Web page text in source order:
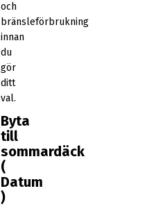
och
bränsleförbrukning
innan
du
gör
ditt
val.
Byta
till
sommardäck
(
Datum
)